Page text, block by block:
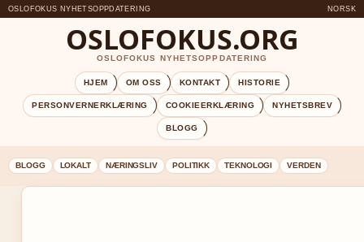
OSLOFOKUS NYHETSOPPDATERING NORSK
OSLOFOKUS.ORG
OSLOFOKUS NYHETSOPPDATERING
HJEM OM OSS KONTAKT HISTORIE
PERSONVERNERKLÆRING COOKIEERKLÆRING NYHETSBREV
BLOGG
BLOGG LOKALT NÆRINGSLIV POLITIKK TEKNOLOGI VERDEN